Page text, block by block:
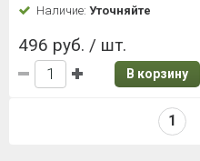
Наличие: Уточняйте
496 руб. / шт.
В корзину
1